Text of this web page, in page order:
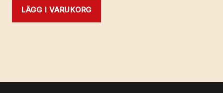
LÄGG I VARUKORG